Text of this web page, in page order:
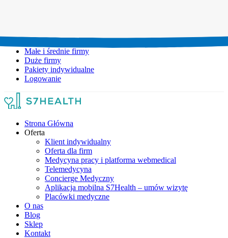
Małe i średnie firmy
Duże firmy
Pakiety indywidualne
Logowanie
Strona Główna
Oferta
Klient indywidualny
Oferta dla firm
Medycyna pracy i platforma webmedical
Telemedycyna
Concierge Medyczny
Aplikacja mobilna S7Health – umów wizytę
Placówki medyczne
O nas
Blog
Sklep
Kontakt